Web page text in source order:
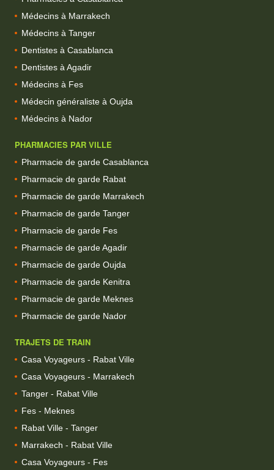
Médecins à Marrakech
Médecins à Tanger
Dentistes à Casablanca
Dentistes à Agadir
Médecins à Fes
Médecin généraliste à Oujda
Médecins à Nador
PHARMACIES PAR VILLE
Pharmacie de garde Casablanca
Pharmacie de garde Rabat
Pharmacie de garde Marrakech
Pharmacie de garde Tanger
Pharmacie de garde Fes
Pharmacie de garde Agadir
Pharmacie de garde Oujda
Pharmacie de garde Kenitra
Pharmacie de garde Meknes
Pharmacie de garde Nador
TRAJETS DE TRAIN
Casa Voyageurs - Rabat Ville
Casa Voyageurs - Marrakech
Tanger - Rabat Ville
Fes - Meknes
Rabat Ville - Tanger
Marrakech - Rabat Ville
Casa Voyageurs - Fes